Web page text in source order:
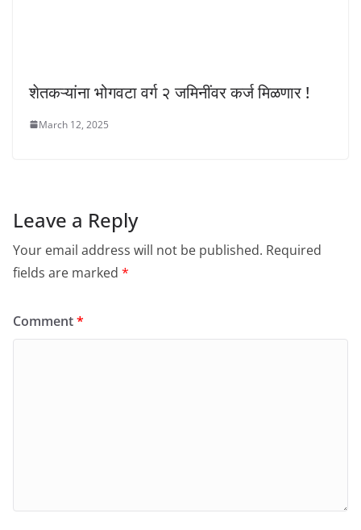
शेतकऱ्यांना भोगवटा वर्ग २ जमिनींवर कर्ज मिळणार !
March 12, 2025
Leave a Reply
Your email address will not be published. Required
fields are marked *
Comment*